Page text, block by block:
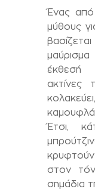
Ένας από
μύθους
έκθεσή
ακτίνες
Έτσι,
στον
σημάδια